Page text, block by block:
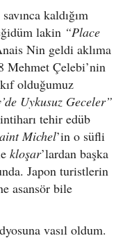
kaldığım
lakin “Place
Nin geldi aklıma
Mehmet Çelebi’nin
olduğumuz
Uykusuz Geceler”
tehir edüb
Michel’in o süfli
kloşar’lardan başka
Japon turistlerin
asansör bile
vasıl oldum.